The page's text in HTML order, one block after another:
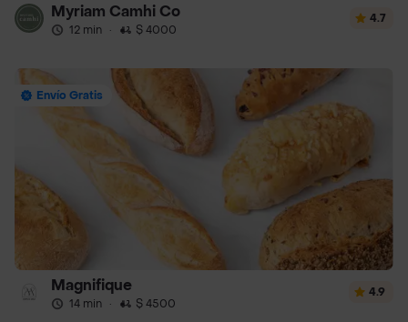
Myriam Camhi Co
12 min · $ 4000
4.7
Envío Gratis
Magnifique
14 min · $ 4500
4.9